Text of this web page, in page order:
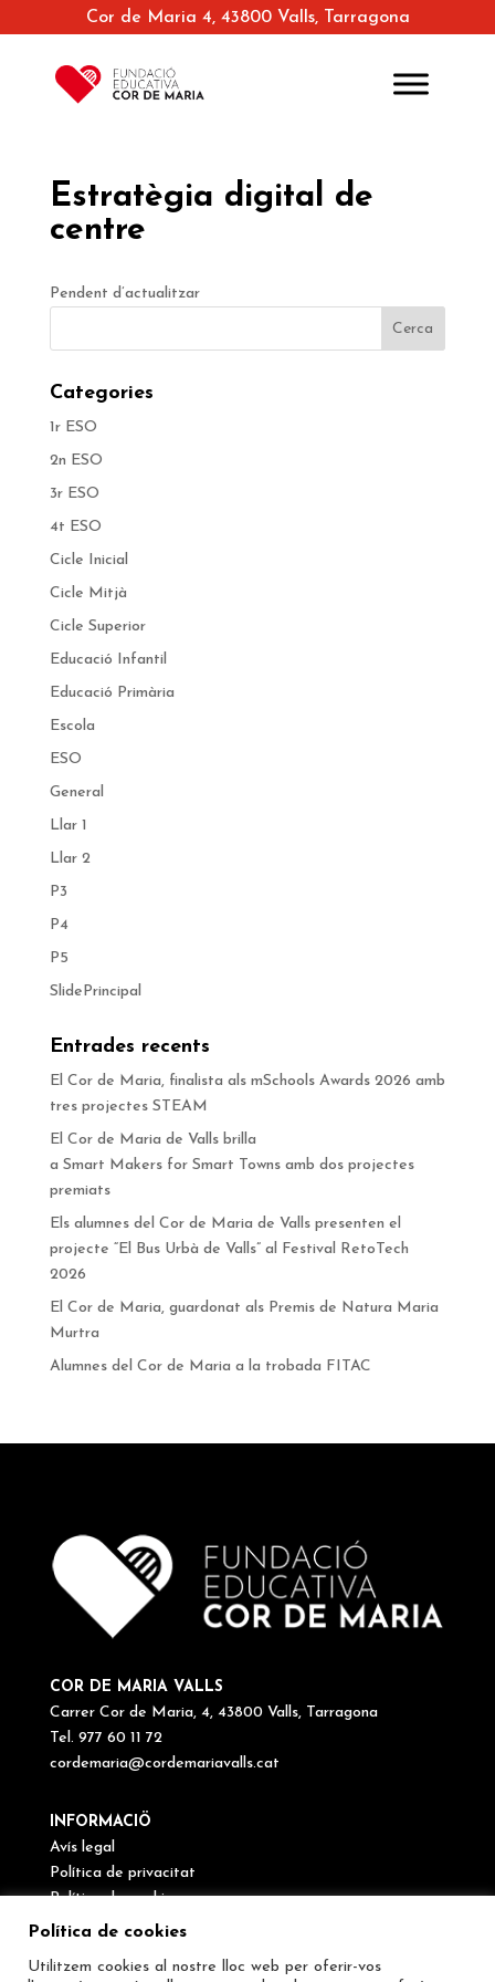
Cor de Maria 4, 43800 Valls, Tarragona
Estratègia digital de
centre
Pendent d’actualitzar
Categories
1r ESO
2n ESO
3r ESO
4t ESO
Cicle Inicial
Cicle Mitjà
Cicle Superior
Educació Infantil
Educació Primària
Escola
ESO
General
Llar 1
Llar 2
P3
P4
P5
SlidePrincipal
Entrades recents
El Cor de Maria, finalista als mSchools Awards 2026 amb
tres projectes STEAM
El Cor de Maria de Valls brilla
a Smart Makers for Smart Towns amb dos projectes
premiats
Els alumnes del Cor de Maria de Valls presenten el
projecte “El Bus Urbà de Valls” al Festival RetoTech
2026
El Cor de Maria, guardonat als Premis de Natura Maria
Murtra
Alumnes del Cor de Maria a la trobada FITAC
COR DE MARIA VALLS
Carrer Cor de Maria, 4, 43800 Valls, Tarragona
Tel. 977 60 11 72
cordemaria@cordemariavalls.cat
INFORMACIÖ
Avís legal
Política de privacitat
Política de cookies
Canal de denúncies
Política de cookies
Utilitzem cookies al nostre lloc web per oferir-vos